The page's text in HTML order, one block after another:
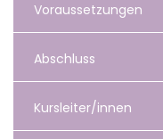
Voraussetzungen
Abschluss
Kursleiter/innen